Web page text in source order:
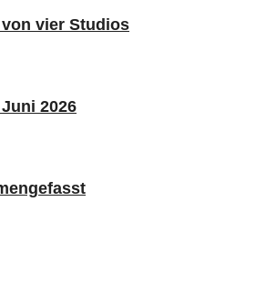
vier Studios
2026